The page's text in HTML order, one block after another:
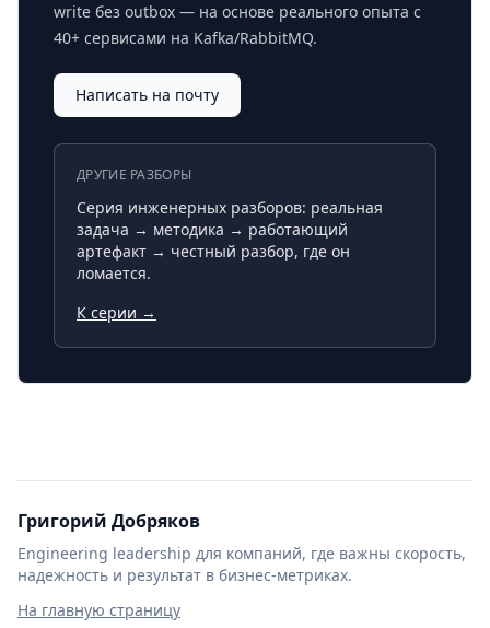
write без outbox — на основе реального опыта с
40+ сервисами на Kafka/RabbitMQ.
Написать на почту
ДРУГИЕ РАЗБОРЫ
Серия инженерных разборов: реальная
задача → методика → работающий
артефакт → честный разбор, где он
ломается.
К серии →
Григорий Добряков
Engineering leadership для компаний, где важны скорость,
надежность и результат в бизнес-метриках.
На главную страницу